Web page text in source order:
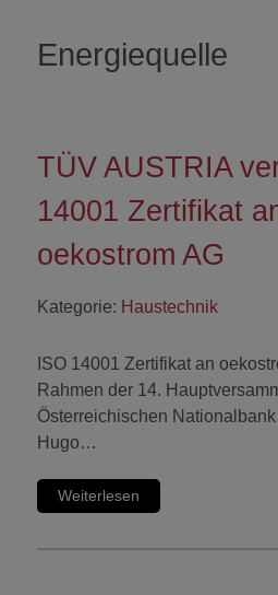
Energiequelle
TÜV AUSTRIA
14001 Zertifikat
oekostrom AG
Kategorie: Haustechnik
ISO 14001 Zertifikat an
Rahmen der 14.
Österreichischen
Hugo…
Weiterlesen